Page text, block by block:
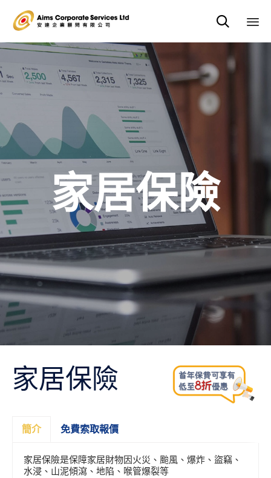

家居保險
家居保險
簡介 免費索取報價
家居保險是保障家居財物因火災、颱風、爆炸、盜竊、
水浸、山泥傾瀉、地陷、喉管爆裂等